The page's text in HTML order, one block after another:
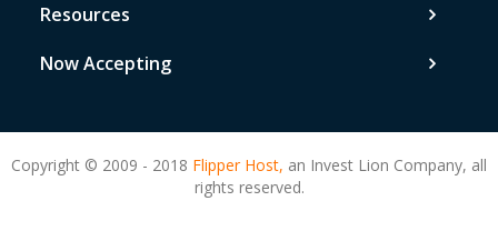
Resources
Now Accepting
Copyright © 2009 - 2018 Flipper Host, an Invest Lion Company, all
rights reserved.